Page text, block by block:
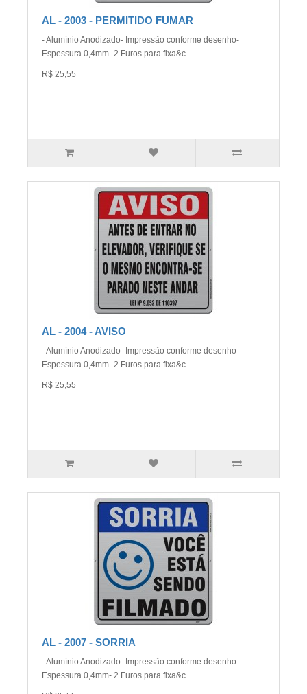
AL - 2003 - PERMITIDO FUMAR
- Alumínio Anodizado- Impressão conforme desenho-
Espessura 0,4mm- 2 Furos para fixa&c..
R$ 25,55
AL - 2004 - AVISO
- Alumínio Anodizado- Impressão conforme desenho-
Espessura 0,4mm- 2 Furos para fixa&c..
R$ 25,55
AL - 2007 - SORRIA
- Alumínio Anodizado- Impressão conforme desenho-
Espessura 0,4mm- 2 Furos para fixa&c..